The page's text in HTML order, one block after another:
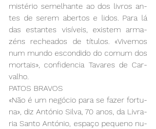
mis­té­rio se­me­lhan­te ao dos li­vros an­
tes de se­rem aber­tos e li­dos. Pa­ra lá
das es­tan­tes vi­sí­veis, exis­tem ar­ma­
zéns re­chea­dos de tí­tu­los. «Vi­ve­mos
num mun­do es­con­di­do do co­mum dos
mor­tais», con­fi­den­cia Ta­va­res de Car­
va­lho.
PA­TOS BRA­VOS
«Não é um ne­gó­cio pa­ra se fa­zer for­tu­
na», diz An­tó­nio Sil­va, 70 anos, da Li­vra­
ria San­to An­tó­nio, es­pa­ço pe­que­no nu­